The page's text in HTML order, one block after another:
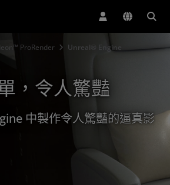
ProRender Unreal® Engine
，令人驚豔
中製作令人驚豔的逼真影